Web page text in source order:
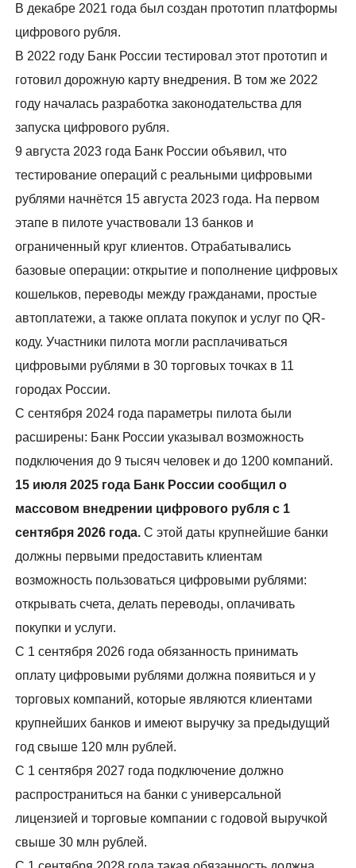
В декабре 2021 года был создан прототип платформы
цифрового рубля.
В 2022 году Банк России тестировал этот прототип и
готовил дорожную карту внедрения. В том же 2022
году началась разработка законодательства для
запуска цифрового рубля.
9 августа 2023 года Банк России объявил, что
тестирование операций с реальными цифровыми
рублями начнётся 15 августа 2023 года. На первом
этапе в пилоте участвовали 13 банков и
ограниченный круг клиентов. Отрабатывались
базовые операции: открытие и пополнение цифровых
кошельков, переводы между гражданами, простые
автоплатежи, а также оплата покупок и услуг по QR-
коду. Участники пилота могли расплачиваться
цифровыми рублями в 30 торговых точках в 11
городах России.
С сентября 2024 года параметры пилота были
расширены: Банк России указывал возможность
подключения до 9 тысяч человек и до 1200 компаний.
15 июля 2025 года Банк России сообщил о
массовом внедрении цифрового рубля с 1
сентября 2026 года. С этой даты крупнейшие банки
должны первыми предоставить клиентам
возможность пользоваться цифровыми рублями:
открывать счета, делать переводы, оплачивать
покупки и услуги.
С 1 сентября 2026 года обязанность принимать
оплату цифровыми рублями должна появиться и у
торговых компаний, которые являются клиентами
крупнейших банков и имеют выручку за предыдущий
год свыше 120 млн рублей.
С 1 сентября 2027 года подключение должно
распространиться на банки с универсальной
лицензией и торговые компании с годовой выручкой
свыше 30 млн рублей.